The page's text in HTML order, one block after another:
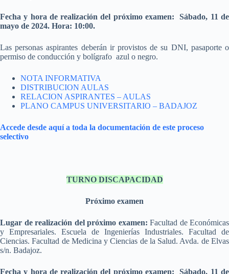
Fecha y hora de realización del próximo examen: Sábado, 11 de
mayo de 2024. Hora: 10:00.
Las personas aspirantes deberán ir provistos de su DNI, pasaporte o
permiso de conducción y bolígrafo azul o negro.
NOTA INFORMATIVA
DISTRIBUCION AULAS
RELACION ASPIRANTES – AULAS
PLANO CAMPUS UNIVERSITARIO – BADAJOZ
Accede desde aquí a toda la documentación de este proceso
selectivo
TURNO DISCAPACIDAD
Próximo examen
Lugar de realización del próximo examen: Facultad de Económicas
y Empresariales. Escuela de Ingenierías Industriales. Facultad de
Ciencias. Facultad de Medicina y Ciencias de la Salud. Avda. de Elvas
s/n. Badajoz.
Fecha y hora de realización del próximo examen: Sábado, 11 de